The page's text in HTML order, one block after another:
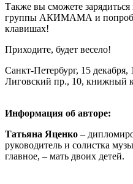
Также вы сможете
группы АКИМАМА и
клавишах!
Приходите, будет весело!
Cанкт-Петербург, 15 декабря,
Лиговский пр., 10, книжный
Информация об авторе:
Татьяна Яценко –
руководитель и солистка
главное, – мать двоих детей.